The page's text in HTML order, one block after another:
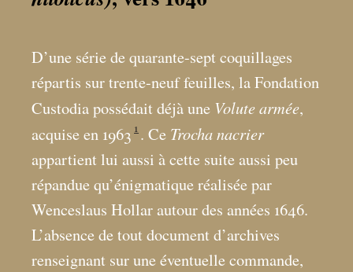
D’une série de quarante-sept coquillages
répartis sur trente-neuf feuilles, la Fondation
Custodia possédait déjà une Volute armée,
acquise en 1963 1 . Ce Trocha nacrier
appartient lui aussi à cette suite aussi peu
répandue qu’énigmatique réalisée par
Wenceslaus Hollar autour des années 1646.
L’absence de tout document d’archives
renseignant sur une éventuelle commande,